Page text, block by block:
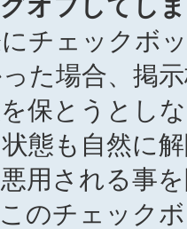
チェックボ
た場合、掲
保とうとし
態も自然に
用される事
のチェック